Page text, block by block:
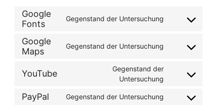
Google
Fonts
Gegenstand der Untersuchung
Consent
service
Google
Maps
Gegenstand der Untersuchung
Consent
service
YouTube
Gegenstand der
Untersuchung
Consent
service
PayPal Gegenstand der Untersuchung
Consent